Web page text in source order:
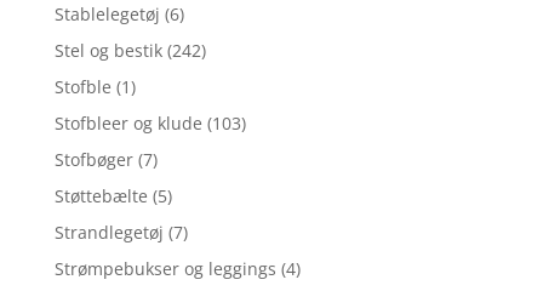
Stablelegetøj (6)
Stel og bestik (242)
Stofble (1)
Stofbleer og klude (103)
Stofbøger (7)
Støttebælte (5)
Strandlegetøj (7)
Strømpebukser og leggings (4)